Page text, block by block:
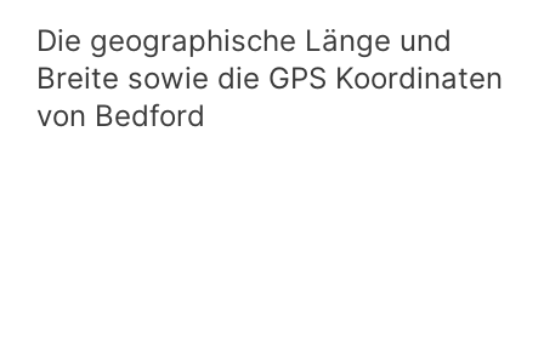
Die geographische Länge und
Breite sowie die GPS Koordinaten
von Bedford